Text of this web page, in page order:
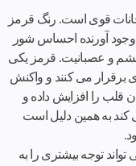
قوی است. رنگ قرمز
آورنده احساس شور
و عصبانیت. قرمز یکی
برقرار می کنند و واکنش
را افزایش داده و
کند به همین دلیل است
توجه بیشتری را به